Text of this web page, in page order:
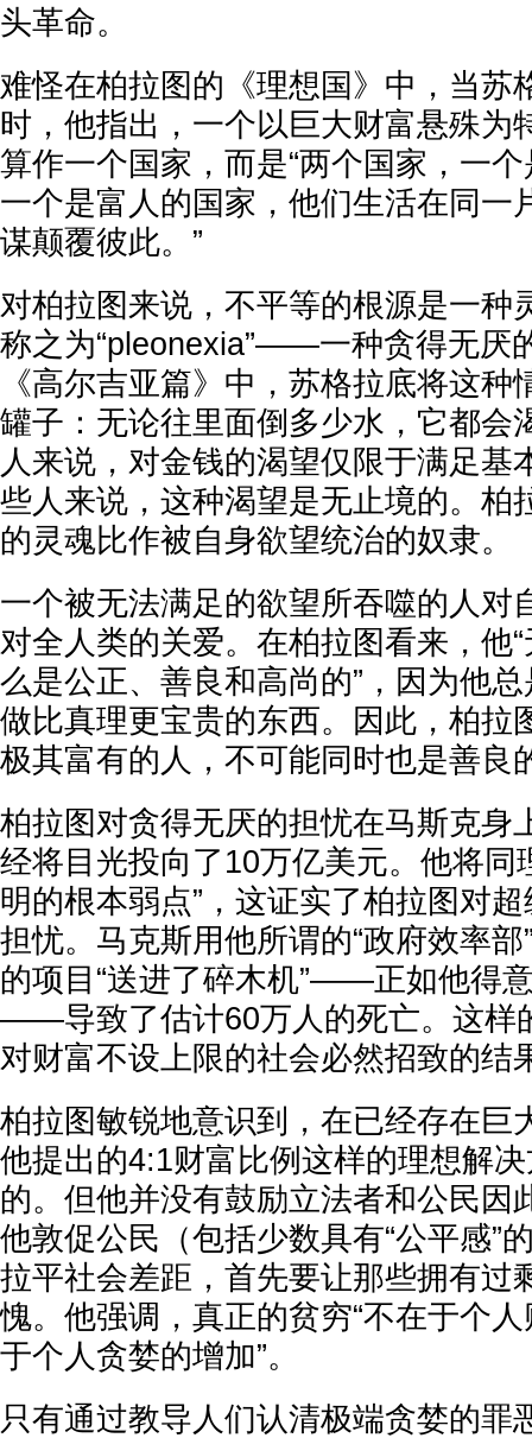
头革命。
难怪在柏拉图的《理想国》中，当苏
时，他指出，一个以巨大财富悬殊为
算作一个国家，而是“两个国家，一
一个是富人的国家，他们生活在同一
谋颠覆彼此。”
对柏拉图来说，不平等的根源是一种
称之为“pleonexia”——一种贪得无厌
《高尔吉亚篇》中，苏格拉底将这
罐子：无论往里面倒多少水，它都会
人来说，对金钱的渴望仅限于满足基
些人来说，这种渴望是无止境的。柏
的灵魂比作被自身欲望统治的奴隶。
一个被无法满足的欲望所吞噬的人对
对全人类的关爱。在柏拉图看来，他
么是公正、善良和高尚的”，因为他
做比真理更宝贵的东西。因此，柏拉
极其富有的人，不可能同时也是善良
柏拉图对贪得无厌的担忧在马斯克身
经将目光投向了10万亿美元。他将同
明的根本弱点”，这证实了柏拉图对
担忧。马克斯用他所谓的“政府效率
的项目“送进了碎木机”——正如他得
——导致了估计60万人的死亡。这样
对财富不设上限的社会必然招致的结
柏拉图敏锐地意识到，在已经存在巨
他提出的4:1财富比例这样的理想解
的。但他并没有鼓励立法者和公民因
他敦促公民（包括少数具有“公平感”
拉平社会差距，首先要让那些拥有过
愧。他强调，真正的贫穷“不在于个
于个人贪婪的增加”。
只有通过教导人们认清极端贪婪的罪